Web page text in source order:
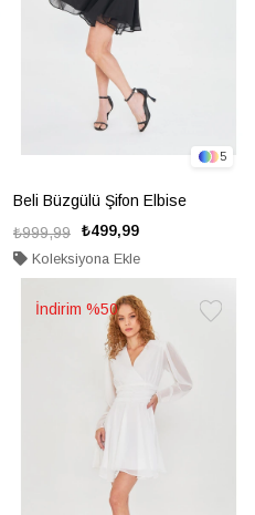
5
Beli Büzgülü Şifon Elbise
₺499,99
₺999,99
Koleksiyona Ekle
%50